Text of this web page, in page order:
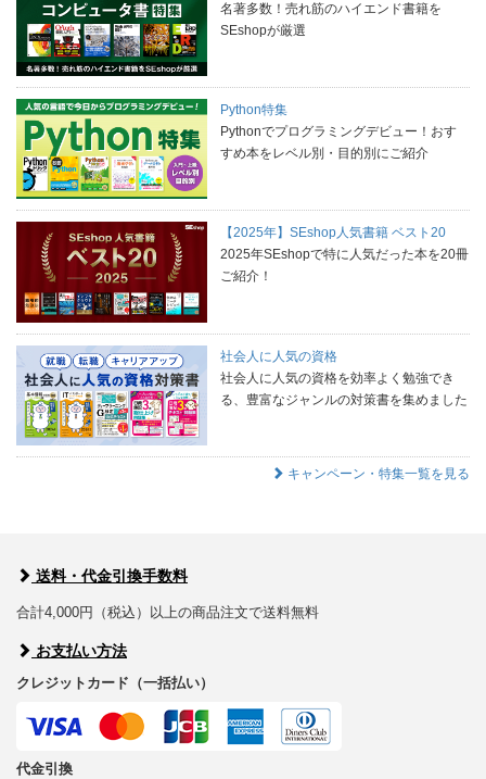
名著多数！売れ筋のハイエンド書籍を
SEshopが厳選
Python特集
Pythonでプログラミングデビュー！おす
すめ本をレベル別・目的別にご紹介
【2025年】SEshop人気書籍 ベスト20
2025年SEshopで特に人気だった本を20冊
ご紹介！
社会人に人気の資格
社会人に人気の資格を効率よく勉強でき
る、豊富なジャンルの対策書を集めました
キャンペーン・特集一覧を見る
送料・代金引換手数料
合計4,000円（税込）以上の商品注文で送料無料
お支払い方法
クレジットカード（一括払い）
代金引換